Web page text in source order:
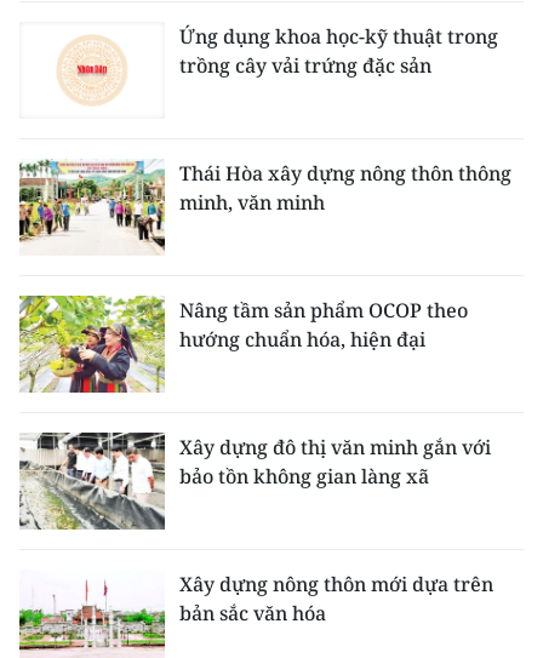
Ứng dụng khoa học-kỹ thuật trong
trồng cây vải trứng đặc sản
Thái Hòa xây dựng nông thôn thông
minh, văn minh
Nâng tầm sản phẩm OCOP theo
hướng chuẩn hóa, hiện đại
Xây dựng đô thị văn minh gắn với
bảo tồn không gian làng xã
Xây dựng nông thôn mới dựa trên
bản sắc văn hóa